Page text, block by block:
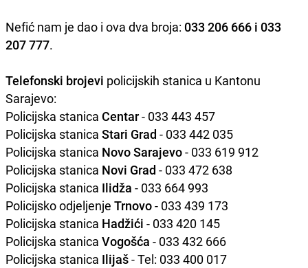
Nefić nam je dao i ova dva broja: 033 206 666 i 033
207 777.
Telefonski brojevi policijskih stanica u Kantonu
Sarajevo:
Policijska stanica Centar- 033 443 457
Policijska stanica Stari Grad - 033 442 035
Policijska stanica Novo Sarajevo- 033 619 912
Policijska stanica Novi Grad - 033 472 638
Policijska stanica Ilidža - 033 664 993
Policijsko odjeljenje Trnovo- 033 439 173
Policijska stanica Hadžići - 033 420 145
Policijska stanica Vogošća - 033 432 666
Policijska stanica Ilijaš- Tel: 033 400 017